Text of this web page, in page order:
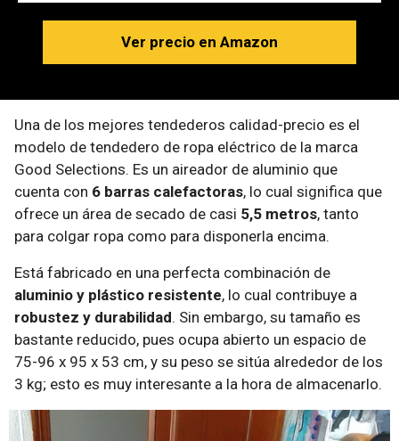
Ver precio en Amazon
Una de los mejores tendederos calidad-precio es el
modelo de tendedero de ropa eléctrico de la marca
Good Selections. Es un aireador de aluminio que
cuenta con 6 barras calefactoras, lo cual significa que
ofrece un área de secado de casi 5,5 metros, tanto
para colgar ropa como para disponerla encima.
Está fabricado en una perfecta combinación de
aluminio y plástico resistente, lo cual contribuye a
robustez y durabilidad. Sin embargo, su tamaño es
bastante reducido, pues ocupa abierto un espacio de
75-96 x 95 x 53 cm, y su peso se sitúa alrededor de los
3 kg; esto es muy interesante a la hora de almacenarlo.